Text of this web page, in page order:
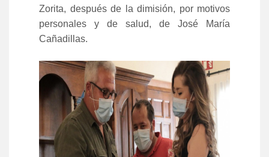
Zorita, después de la dimisión, por motivos
personales y de salud, de José María
Cañadillas.